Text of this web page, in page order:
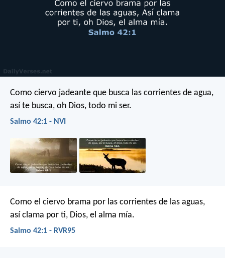
Como ciervo jadeante que busca las corrientes de agua,
así te busca, oh Dios, todo mi ser.
Salmo 42:1 - NVI
Como el ciervo brama por las corrientes de las aguas,
así clama por ti, Dios, el alma mía.
Salmo 42:1 - RVR95